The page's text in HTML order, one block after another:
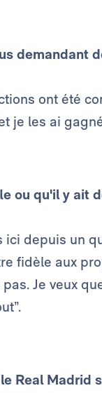
demandant
ont été
je les ai
ou qu'il y ait
depuis un
fidèle aux
Je veux
Real Madrid